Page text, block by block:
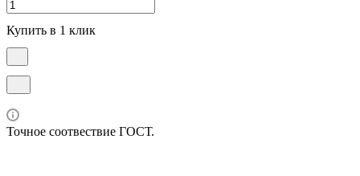
Купить в 1 клик
Точное соотвествие ГОСТ.